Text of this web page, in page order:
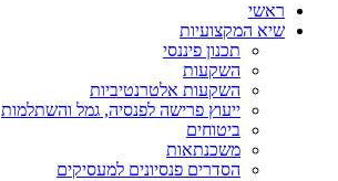
ראשי
שיא המקצועיות
תכנון פיננסי
השקעות
השקעות אלטרנטיביות
ייעוץ פרישה לפנסיה, גמל והשתלמות
ביטוחים
משכנתאות
הסדרים פנסיונים למעסיקים